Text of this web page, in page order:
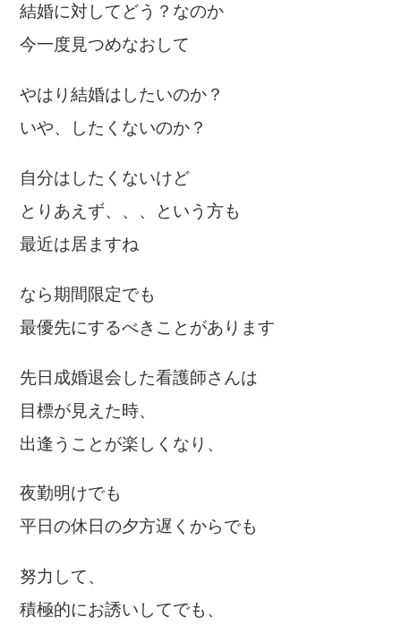
結婚に対してどう？なのか
今一度見つめなおして
やはり結婚はしたいのか？
いや、したくないのか？
自分はしたくないけど
とりあえず、、、という方も
最近は居ますね
なら期間限定でも
最優先にするべきことがあります
先日成婚退会した看護師さんは
目標が見えた時、
出逢うことが楽しくなり、
夜勤明けでも
平日の休日の夕方遅くからでも
努力して、
積極的にお誘いしてでも、